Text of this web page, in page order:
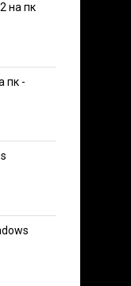
на пк
пк -